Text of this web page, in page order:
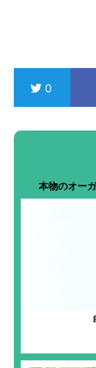
0
本物のオー